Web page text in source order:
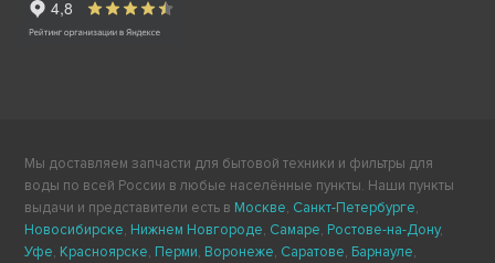
Мы доставляем запчасти для бытовой техники и фильтры для
воды по всей России в любые населённые пункты. Наши пункты
выдачи и представители есть в Москве, Санкт-Петербурге,
Новосибирске, Нижнем Новгороде, Самаре, Ростове-на-Дону,
Уфе, Красноярске, Перми, Воронеже, Саратове, Барнауле,